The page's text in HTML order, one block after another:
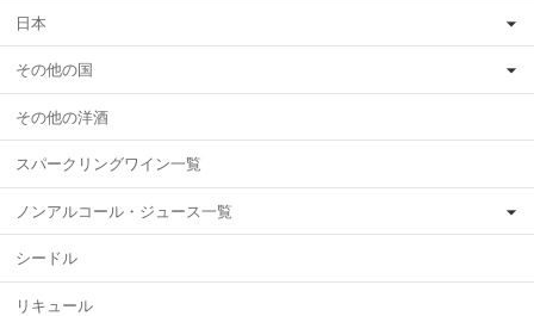
日本
その他の国
その他の洋酒
スパークリングワイン一覧
ノンアルコール・ジュース一覧
シードル
リキュール